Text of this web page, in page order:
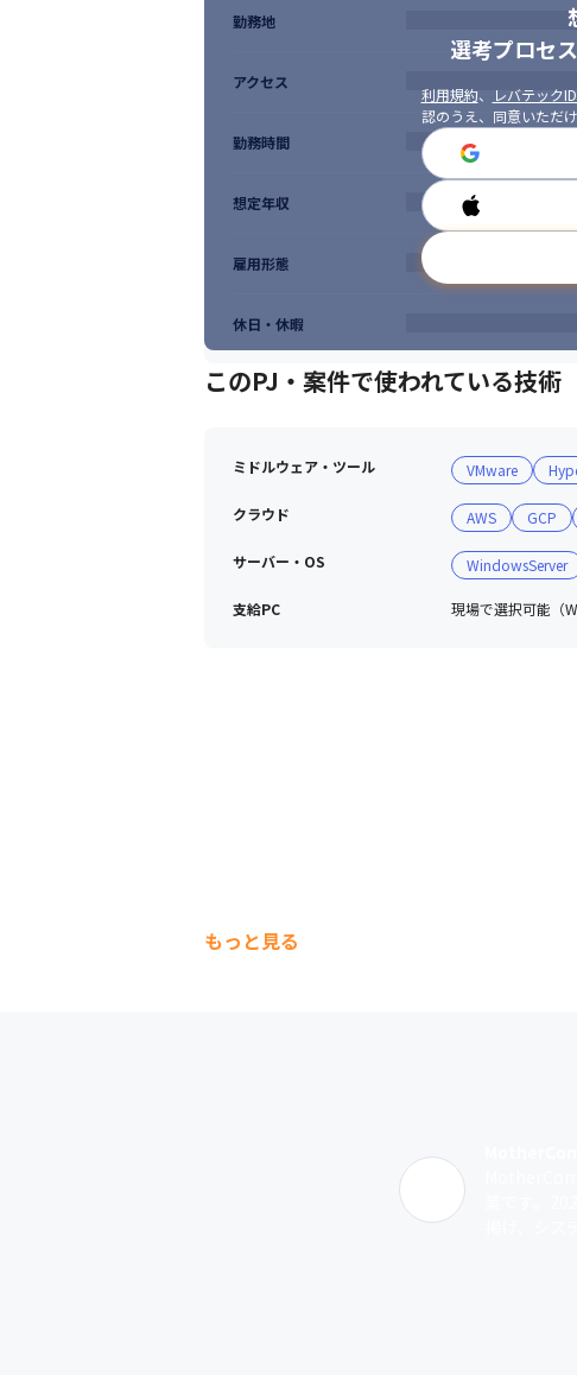
選考プロセ
利用規約、 レバテック
認のうえ、同意いただ
勤務地
アクセス
勤務時間
想定年収
雇用形態
休日・休暇
このPJ・案件で使われている技術
ミドルウェア・ツール VMware
クラウド AWS GCP
サーバー・OS WindowsServer
支給PC 現場で選択可能（
もっと見る